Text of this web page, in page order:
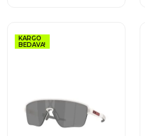
KARGO
BEDAVA!